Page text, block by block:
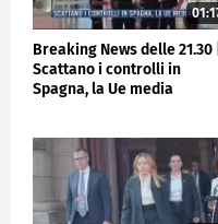
Breaking News delle 21.30 |
Scattano i controlli in
Spagna, la Ue media